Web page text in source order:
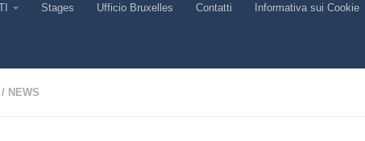
Stages Ufficio Bruxelles Contatti Informativa sui Cookie
/ NEWS